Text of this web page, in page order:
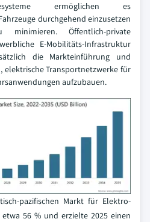
ermöglichen es
durchgehend einzusetzen
Öffentlich-private
E-Mobilitäts-Infrastruktur
die Markteinführung und
elektrische Transportnetzwerke für
aufzubauen.
pazifischen Markt für Elektro-
56 % und erzielte 2025 einen